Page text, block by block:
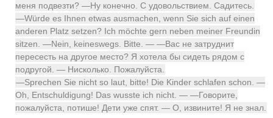
меня подвезти? —Ну конечно. С удовольствием. Садитесь.
—Würde es Ihnen etwas ausmachen, wenn Sie sich auf einen
anderen Platz setzen? Ich möchte gern neben meiner Freundin
sitzen. —Nein, keineswegs. Bitte. — —Вас не затруднит
пересесть на другое место? Я хотела бы сидеть рядом с
подругой. — Нисколько. Пожалуйста.
—Sprechen Sie nicht so laut, bitte! Die Kinder schlafen schon. —
Oh, Entschuldigung! Das wusste ich nicht. — —Говорите,
пожалуйста, потише! Дети уже спят. — О, извините! Я не знал.